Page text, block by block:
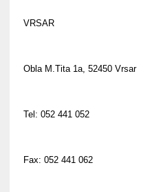
VRSAR
Obla M.Tita 1a, 52450 Vrsar
Tel: 052 441 052
Fax: 052 441 062